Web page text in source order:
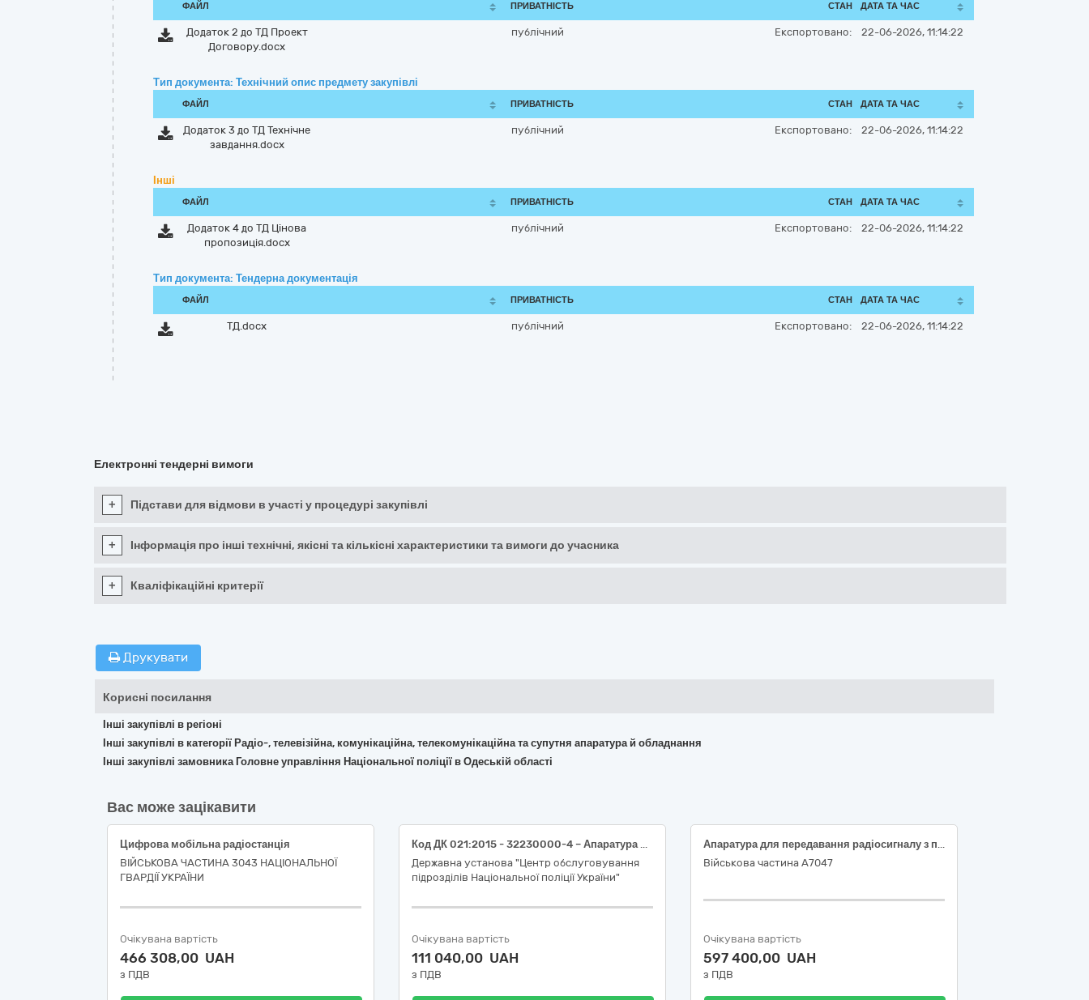
ФАЙЛ ПРИВАТНІСТЬ СТАН ДАТА ТА ЧАС
Додаток 2 до ТД Проект
Договору.docx
публічний Експортовано: 22-06-2026, 11:14:22
Тип документа: Технічний опис предмету закупівлі
ФАЙЛ ПРИВАТНІСТЬ СТАН ДАТА ТА ЧАС
Додаток 3 до ТД Технічне
завдання.docx
публічний Експортовано: 22-06-2026, 11:14:22
Інші
ФАЙЛ ПРИВАТНІСТЬ СТАН ДАТА ТА ЧАС
Додаток 4 до ТД Цiнова
пропозицiя.docx
публічний Експортовано: 22-06-2026, 11:14:22
Тип документа: Тендерна документація
ФАЙЛ ПРИВАТНІСТЬ СТАН ДАТА ТА ЧАС
ТД.docx публічний Експортовано: 22-06-2026, 11:14:22
Електронні тендерні вимоги
+ Підстави для відмови в участі у процедурі закупівлі
+ Інформація про інші технічні, якісні та кількісні характеристики та вимоги до учасника
+ Кваліфікаційні критерії
Друкувати
Корисні посилання
Інші закупівлі в регіоні
Інші закупівлі в категорії Радіо-, телевізійна, комунікаційна, телекомунікаційна та супутня апаратура й обладнання
Інші закупівлі замовника Головне управління Національної поліції в Одеській області
Вас може зацікавити
Цифрова мобільна радіостанція
ВІЙСЬКОВА ЧАСТИНА 3043 НАЦІОНАЛЬНОЇ
ГВАРДІЇ УКРАЇНИ
Очікувана вартість
466 308,00 UAH
з ПДВ
Код ДК 021:2015 - 32230000-4 – Апаратура для передавання радіосигналу з приймальним пристроєм (Відеореєстратор, відеокамера)
Державна установа "Центр обслуговування
підрозділів Національної поліції України"
Очікувана вартість
111 040,00 UAH
з ПДВ
Апаратура для передавання радіосигналу з приймальним пристроєм
Військова частина А7047
Очікувана вартість
597 400,00 UAH
з ПДВ